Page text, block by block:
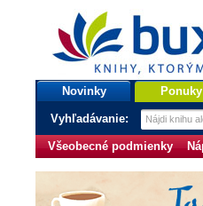
bux.sk
knihy, ktorými žijete
Úvodná stránka
Novinky Ponuky
Vyhľadávanie:
Všeobecné podmienky